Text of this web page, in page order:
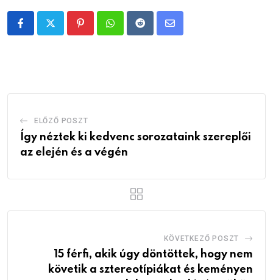
PinterestWhatsappRedditShare
ELŐZŐ POSZT
Így néztek ki kedvenc sorozataink szereplői
az elején és a végén
KÖVETKEZŐ POSZT
15 férfi, akik úgy döntöttek, hogy nem
követik a sztereotípiákat és keményen